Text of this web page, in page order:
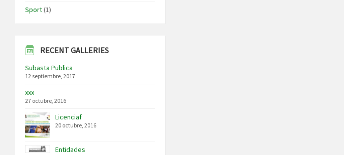
Sport(1)
RECENT GALLERIES
Subasta Publica
12 septiembre, 2017
xxx
27 octubre, 2016
Licenciaf
20 octubre, 2016
Entidades